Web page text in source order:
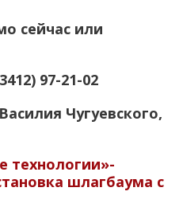
сейчас или
97-21-02
Чугуевского,
технологии»-
шлагбаума с